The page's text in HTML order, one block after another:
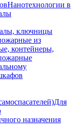
Нанотехнологии в
ключницы
из
контейнеры,
Для
назначения